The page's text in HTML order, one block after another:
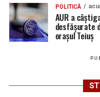
vacante
Locuri de muncă în
august 2026.
Locuri de muncă
vacante
POLITICĂ
AUR a
desfășurate
orașul Teiuș